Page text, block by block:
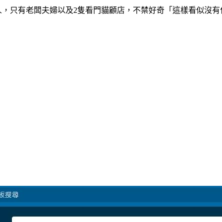
只有老闆夫婦以及2隻看門貓顧店，不禁好奇「這樣看似沒